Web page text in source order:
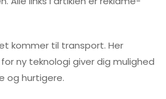
kommer til transport. Her
ny teknologi giver dig mulighed
og hurtigere.